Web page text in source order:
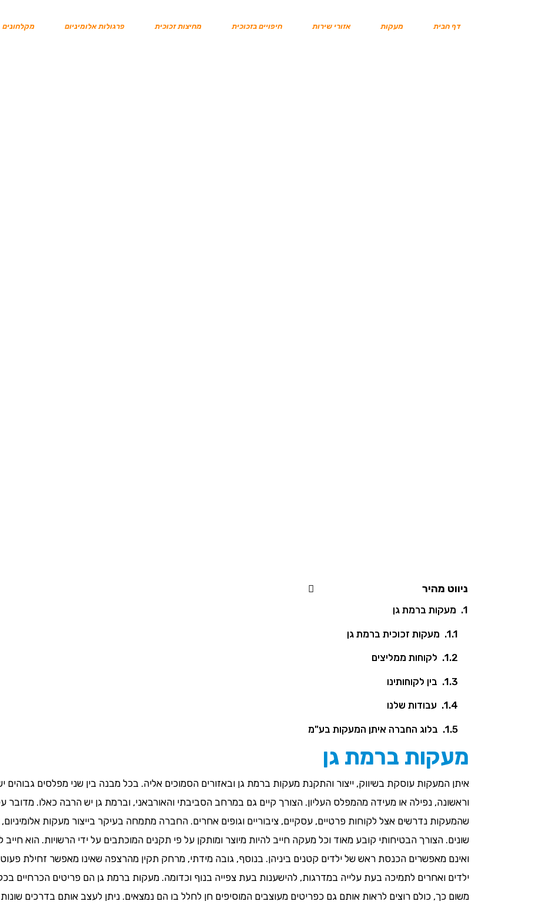
דף הבית מעקות אזורי שירות חיפויים בזכוכית מחיצות זכוכית פרגולות אלומיניום מקלחונים
ניווט מהיר
מעקות ברמת גן
מעקות זכוכית ברמת גן
לקוחות ממליצים
בין לקוחותינו
עבודות שלנו
בלוג החברה איתן המעקות בע"מ
מעקות ברמת גן
איתן המעקות עוסקת בשיווק, ייצור והתקנת מעקות ברמת גן ובאזורים הסמוכים אליה. בכל מבנה בין שני מפלסים גבוהים
וראשונה, נפילה או מעידה מהמפלס העליון. הצורך קיים גם במרחב הסביבתי והאורבאני, וברמת גן יש הרבה כאלו. מדובר
שהמעקות נדרשים אצל לקוחות פרטיים, עסקיים, ציבוריים וגופים אחרים. החברה מתמחה בעיקר בייצור מעקות אלומיניום,
שונים. הצורך הבטיחותי קובע מאוד וכל מעקה חייב להיות מיוצר ומותקן על פי תקנים המוכתבים על ידי הרשויות. הוא חייב
ואינם מאפשרים הכנסת ראש של ילדים קטנים ביניהן. בנוסף, גובה מידתי, מרחק תקין מהרצפה שאינו מאפשר זחילת
ילדים ואחרים לתמיכה בעת עלייה במדרגות, להישענות בעת צפייה בנוף וכדומה. מעקות ברמת גן הם פריטים הכרחיים בכל
משום כך, כולם רוצים לראות אותם גם כפריטים מעוצבים המוסיפים חן לחלל בו הם נמצאים. ניתן לעצב אותם בדרכים